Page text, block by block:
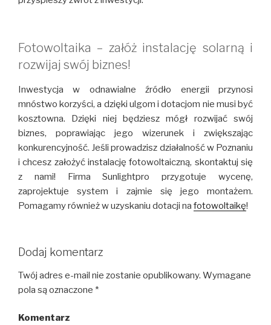
Fotowoltaika – załóż instalację solarną i
rozwijaj swój biznes!
Inwestycja w odnawialne źródło energii przynosi
mnóstwo korzyści, a dzięki ulgom i dotacjom nie musi być
kosztowna. Dzięki niej będziesz mógł rozwijać swój
biznes, poprawiając jego wizerunek i zwiększając
konkurencyjność. Jeśli prowadzisz działalność w Poznaniu
i chcesz założyć instalację fotowoltaiczną, skontaktuj się
z nami! Firma Sunlightpro przygotuje wycenę,
zaprojektuje system i zajmie się jego montażem.
Pomagamy również w uzyskaniu dotacji na fotowoltaikę!
Dodaj komentarz
Twój adres e-mail nie zostanie opublikowany. Wymagane
pola są oznaczone *
Komentarz